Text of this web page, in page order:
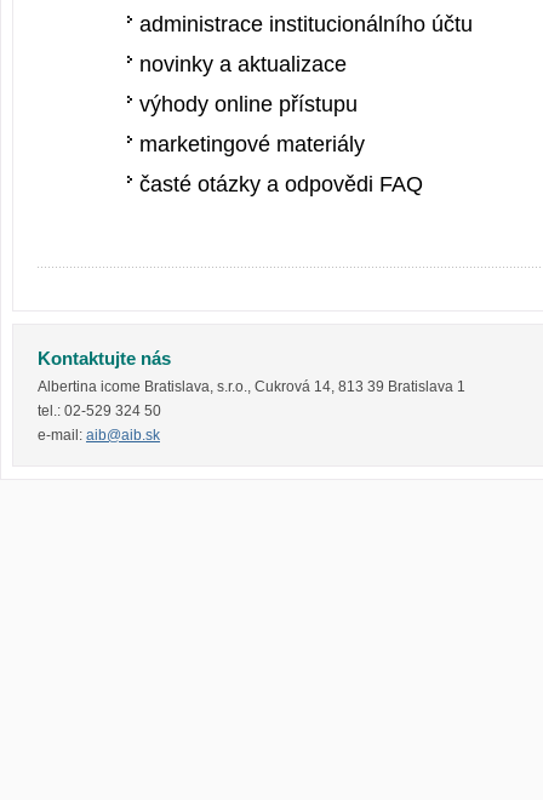
administrace institucionálního účtu
novinky a aktualizace
výhody online přístupu
marketingové materiály
časté otázky a odpovědi FAQ
Kontaktujte nás
Albertina icome Bratislava, s.r.o., Cukrová 14, 813 39 Bratislava 1
tel.: 02-529 324 50
e-mail: aib@aib.sk